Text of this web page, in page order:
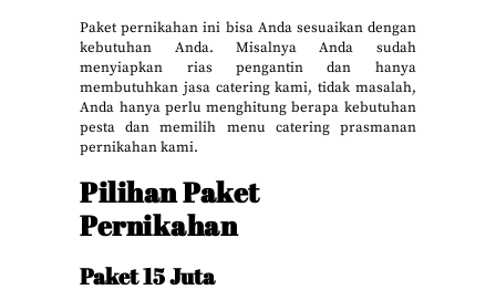
Paket pernikahan ini bisa Anda sesuaikan dengan
kebutuhan Anda. Misalnya Anda sudah
menyiapkan rias pengantin dan hanya
membutuhkan jasa catering kami, tidak masalah,
Anda hanya perlu menghitung berapa kebutuhan
pesta dan memilih menu catering prasmanan
pernikahan kami.
Pilihan Paket
Pernikahan
Paket 15 Juta